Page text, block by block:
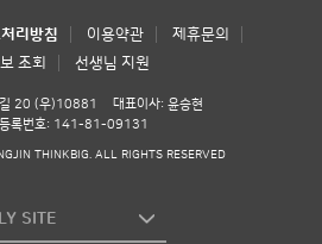
리방침 이용약관
제휴문의
조회
선생님 지원
길 20 (우)10881
대표이사: 윤승현
등록번호: 141-81-09131
THINKBIG. ALL RIGHTS RESERVED
SITE